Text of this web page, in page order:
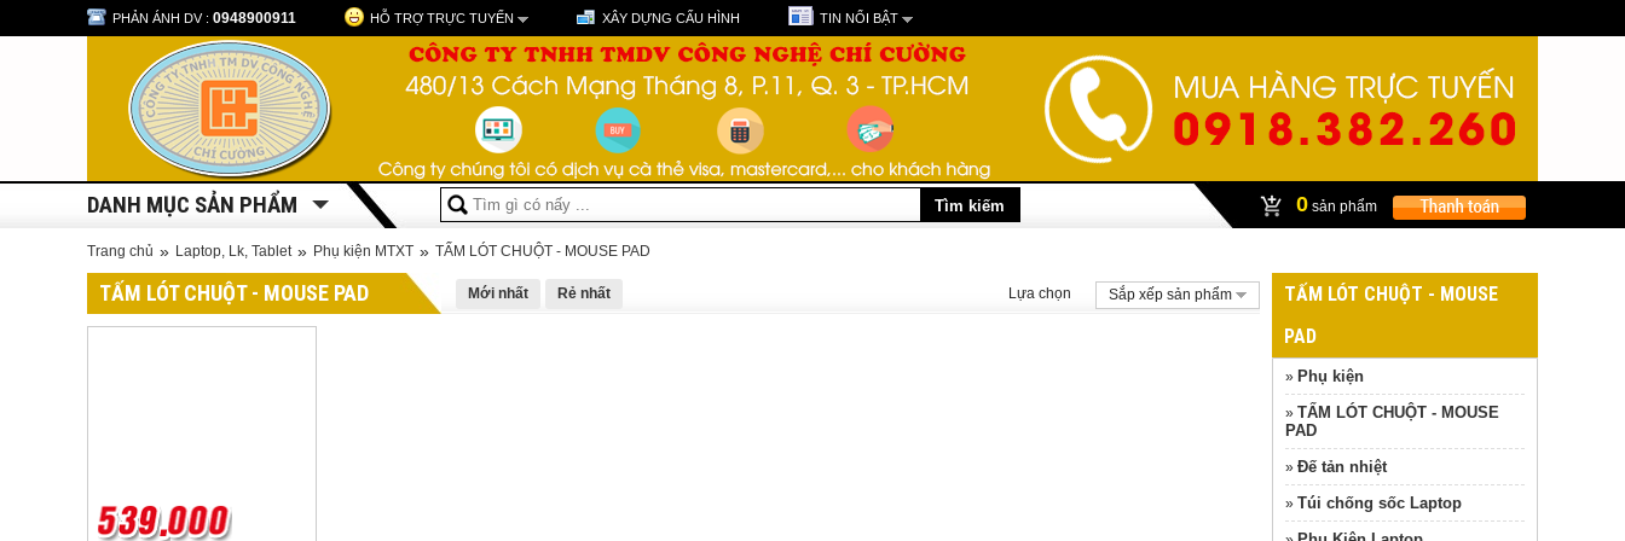
PHẢN ÁNH DV : 0948900911 HỖ TRỢ TRỰC TUYẾN XÂY DỰNG CẤU HÌNH TIN NỔI BẬT
DANH MỤC SẢN PHẨM 0 sản phẩm
Trang chủ » Laptop, Lk, Tablet » Phụ kiện MTXT » TẤM LÓT CHUỘT - MOUSE PAD
TẤM LÓT CHUỘT - MOUSE PAD Mới nhất Rẻ nhất Sắp xếp sản phẩm
Lựa chọn
TẤM LÓT CHUỘT - MOUSE
PAD
» Phụ kiện
» TẤM LÓT CHUỘT - MOUSE
PAD
» Đế tản nhiệt
» Túi chống sốc Laptop